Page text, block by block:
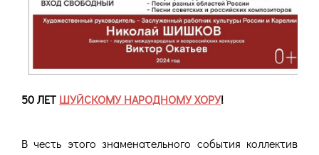
50 ЛЕТ ШУЙСКОМУ НАРОДНОМУ ХОРУ!
В честь этого знаменательного события коллектив